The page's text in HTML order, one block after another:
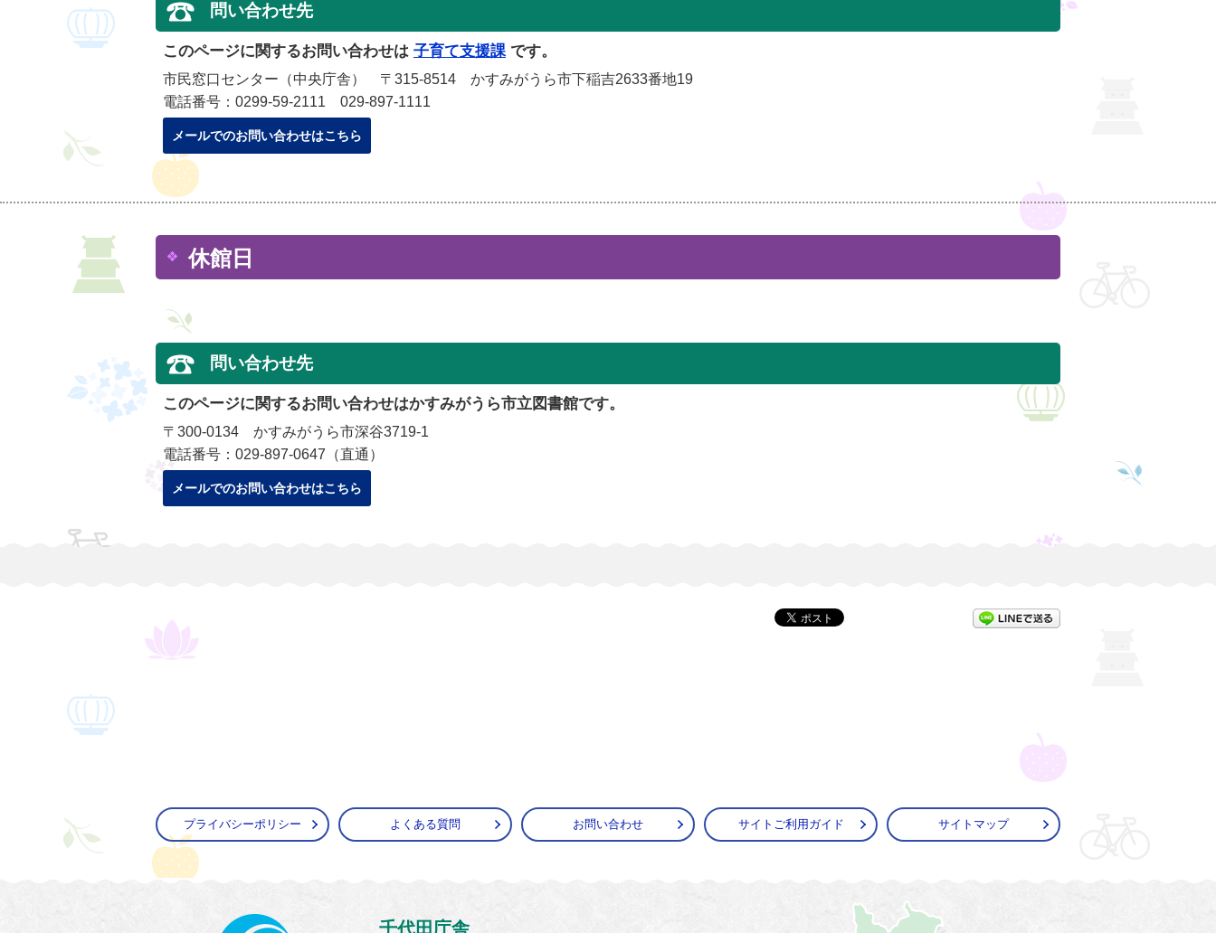
問い合わせ先
このページに関するお問い合わせは 子育て支援課 です。
市民窓口センター（中央庁舎） 〒315-8514 かすみがうら市下稲吉2633番地19
電話番号：0299-59-2111 029-897-1111
メールでのお問い合わせはこちら
休館日
問い合わせ先
このページに関するお問い合わせはかすみがうら市立図書館です。
〒300-0134 かすみがうら市深谷3719-1
電話番号：029-897-0647（直通）
メールでのお問い合わせはこちら
プライバシーポリシー よくある質問 お問い合わせ サイトご利用ガイド サイトマップ
かすみがうら市
千代田庁舎